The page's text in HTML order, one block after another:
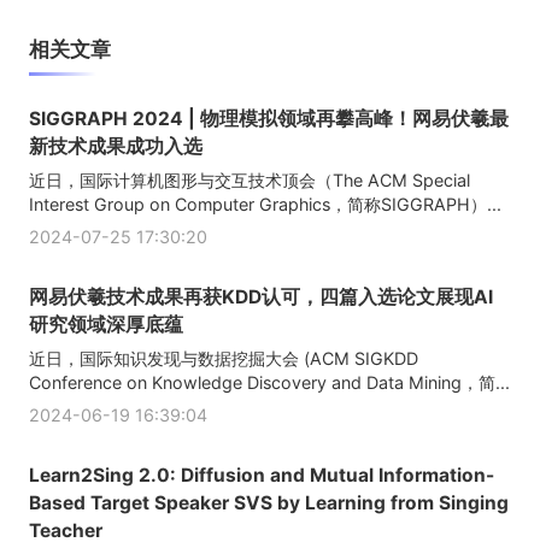
相关文章
SIGGRAPH 2024 | 物理模拟领域再攀高峰！网易伏羲最
新技术成果成功入选
近日，国际计算机图形与交互技术顶会（The ACM Special
Interest Group on Computer Graphics，简称SIGGRAPH）...
2024-07-25 17:30:20
网易伏羲技术成果再获KDD认可，四篇入选论文展现AI
研究领域深厚底蕴
近日，国际知识发现与数据挖掘大会 (ACM SIGKDD
Conference on Knowledge Discovery and Data Mining，简...
2024-06-19 16:39:04
Learn2Sing 2.0: Diffusion and Mutual Information-
Based Target Speaker SVS by Learning from Singing
Teacher